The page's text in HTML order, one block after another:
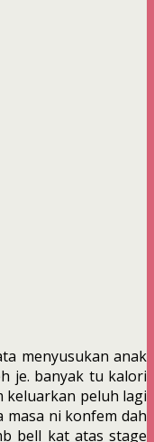
menyusukan anak
je. banyak tu kalori
keluarkan peluh lagi
masa ni konfem dah
bell kat atas stage